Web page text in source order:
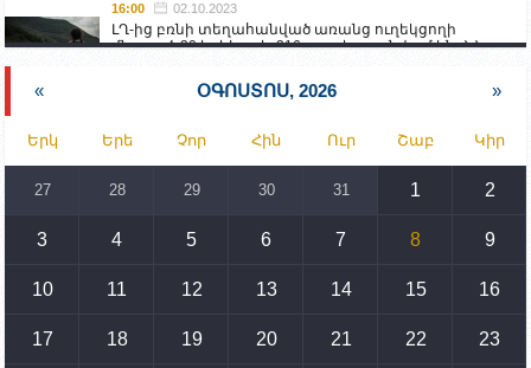
16:00 02.10.2023
ԼՂ-ից բռնի տեղահանված առանց ուղեկցողի
մնացած 20 երեխա և 216 տարեց գտնվում են ՀՀ
Իրանը կողմ է տարածաշրջանի համար շահավետ
տրանսպորտային հաղորդակցությունների
զարգացմանը, սակայն ոչ՝ միջազգային
սահմանների փոփոխությանը
15:10 02.10.2023
սպառնալիքները կասեցնելու համար. իսպանացի
պատգամավորը Գորիսում է
14:54 02.10.2023
« ՕԳՈՍՏՈՍ, 2026 »
Երկ Երե Չոր Հին Ուր Շաբ Կիր
27 28 29 30 31 1 2
3 4 5 6 7 8 9
10 11 12 13 14 15 16
17 18 19 20 21 22 23